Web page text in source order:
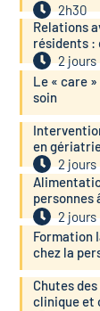
2h30
Relations
résidents :
2 jours
Le « care
soin
en
2 jours
personnes
2 jours
Formation
chez la
Chutes
clinique et